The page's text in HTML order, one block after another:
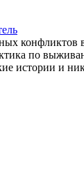
конфликтов
по
истории и